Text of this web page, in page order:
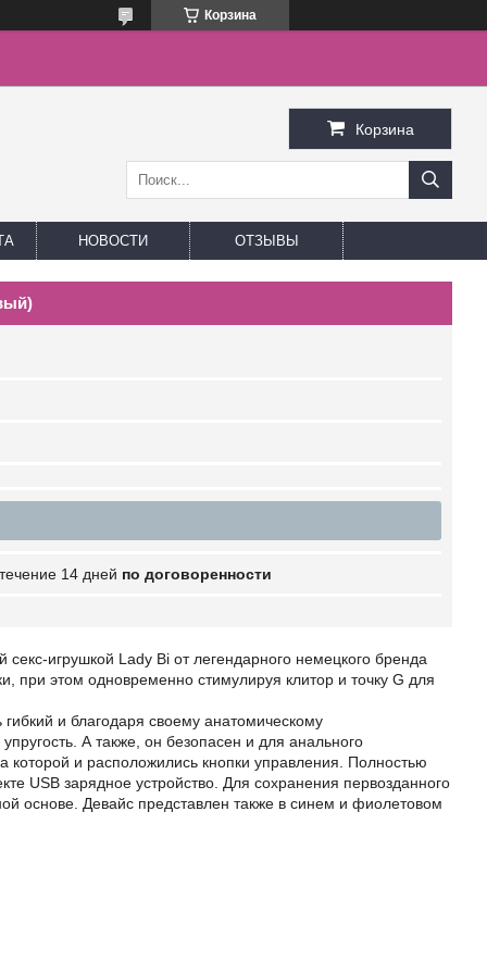
Корзина
Корзина
НОВОСТИ ОТЗЫВЫ
14 дней по договоренности
игрушкой Lady Bi от легендарного немецкого бренда
при этом одновременно стимулируя клитор и точку G для
и благодаря своему анатомическому
А также, он безопасен и для анального
которой и расположились кнопки управления. Полностью
USB зарядное устройство. Для сохранения первозданного
основе. Девайс представлен также в синем и фиолетовом